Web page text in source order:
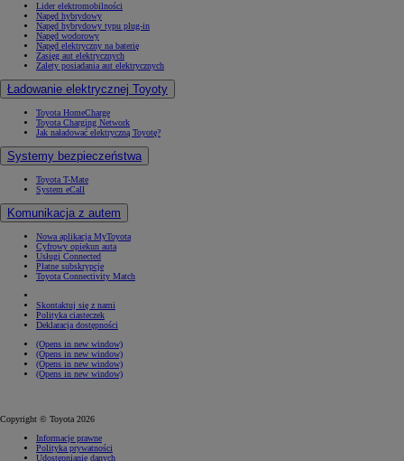
Lider elektromobilności
Napęd hybrydowy
Napęd hybrydowy typu plug-in
Napęd wodorowy
Napęd elektryczny na baterię
Zasięg aut elektrycznych
Zalety posiadania aut elektrycznych
Ładowanie elektrycznej Toyoty
Toyota HomeCharge
Toyota Charging Network
Jak naładować elektryczną Toyotę?
Systemy bezpieczeństwa
Toyota T-Mate
System eCall
Komunikacja z autem
Nowa aplikacja MyToyota
Cyfrowy opiekun auta
Usługi Connected
Płatne subskrypcje
Toyota Connectivity Match
Skontaktuj się z nami
Polityka ciasteczek
Deklaracja dostępności
(Opens in new window)
(Opens in new window)
(Opens in new window)
(Opens in new window)
Copyright © Toyota 2026
Informacje prawne
Polityka prywatności
Udostępnianie danych